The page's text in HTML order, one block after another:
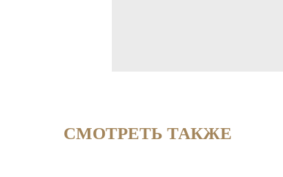
СМОТРЕТЬ ТАКЖЕ